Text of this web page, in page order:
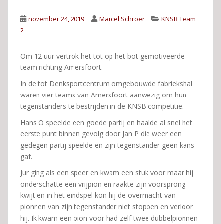
november 24, 2019 Marcel Schröer
KNSB Team
2
Om 12 uur vertrok het tot op het bot gemotiveerde
team richting Amersfoort.
In de tot Denksportcentrum omgebouwde fabriekshal
waren vier teams van Amersfoort aanwezig om hun
tegenstanders te bestrijden in de KNSB competitie.
Hans O speelde een goede partij en haalde al snel het
eerste punt binnen gevolg door Jan P die weer een
gedegen partij speelde en zijn tegenstander geen kans
gaf.
Jur ging als een speer en kwam een stuk voor maar hij
onderschatte een vrijpion en raakte zijn voorsprong
kwijt en in het eindspel kon hij de overmacht van
pionnen van zijn tegenstander niet stoppen en verloor
hij. Ik kwam een pion voor had zelf twee dubbelpionnen